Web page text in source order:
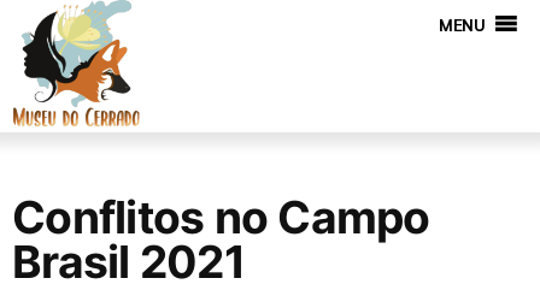
MENU
Conflitos no Campo
Brasil 2021